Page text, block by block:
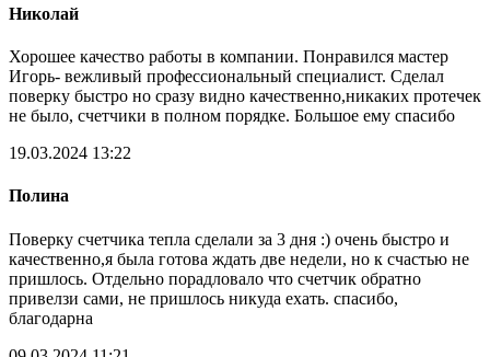
Николай
Хорошее качество работы в компании. Понравился мастер
Игорь- вежливый профессиональный специалист. Сделал
поверку быстро но сразу видно качественно,никаких протечек
не было, счетчики в полном порядке. Большое ему спасибо
19.03.2024 13:22
Полина
Поверку счетчика тепла сделали за 3 дня :) очень быстро и
качественно,я была готова ждать две недели, но к счастью не
пришлось. Отдельно порадловало что счетчик обратно
привелзи сами, не пришлось никуда ехать. спасибо,
благодарна